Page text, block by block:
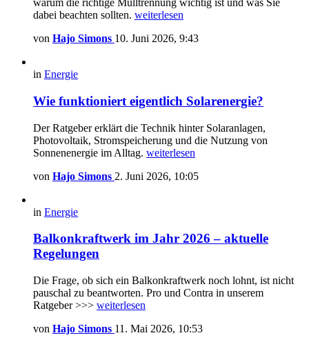
warum die richtige Mülltrennung wichtig ist und was Sie
dabei beachten sollten. weiterlesen
von Hajo Simons 10. Juni 2026, 9:43
in Energie
Wie funktioniert eigentlich Solarenergie?
Der Ratgeber erklärt die Technik hinter Solaranlagen,
Photovoltaik, Stromspeicherung und die Nutzung von
Sonnenenergie im Alltag. weiterlesen
von Hajo Simons 2. Juni 2026, 10:05
in Energie
Balkonkraftwerk im Jahr 2026 – aktuelle
Regelungen
Die Frage, ob sich ein Balkonkraftwerk noch lohnt, ist nicht
pauschal zu beantworten. Pro und Contra in unserem
Ratgeber >>> weiterlesen
von Hajo Simons 11. Mai 2026, 10:53